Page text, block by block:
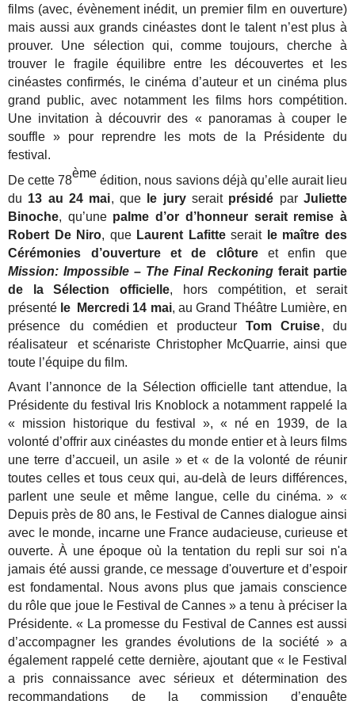
films (avec, évènement inédit, un premier film en ouverture)
mais aussi aux grands cinéastes dont le talent n’est plus à
prouver. Une sélection qui, comme toujours, cherche à
trouver le fragile équilibre entre les découvertes et les
cinéastes confirmés, le cinéma d’auteur et un cinéma plus
grand public, avec notamment les films hors compétition.
Une invitation à découvrir des « panoramas à couper le
souffle » pour reprendre les mots de la Présidente du
festival.
De cette 78ème édition, nous savions déjà qu’elle aurait lieu
du 13 au 24 mai, que le jury serait présidé par Juliette
Binoche, qu’une palme d’or d’honneur serait remise à
Robert De Niro, queLaurent Lafitteserait le maître des
Cérémonies d’ouverture et de clôtureet enfin que
Mission: Impossible – The Final Reckoning ferait partie
de la Sélection officielle, hors compétition, et serait
présenté le Mercredi 14 mai, au Grand Théâtre Lumière, en
présence du comédien et producteurTom Cruise, du
réalisateur et scénariste Christopher McQuarrie, ainsi que
toute l’équipe du film.
Avant l’annonce de la Sélection officielle tant attendue, la
Présidente du festival Iris Knoblock a notamment rappelé la
« mission historique du festival », « né en 1939, de la
volonté d’offrir aux cinéastes du monde entier et à leurs films
une terre d’accueil, un asile » et « de la volonté de réunir
toutes celles et tous ceux qui, au-delà de leurs différences,
parlent une seule et même langue, celle du cinéma. » «
Depuis près de 80 ans, le Festival de Cannes dialogue ainsi
avec le monde, incarne une France audacieuse, curieuse et
ouverte. À une époque où la tentation du repli sur soi n'a
jamais été aussi grande, ce message d'ouverture et d’espoir
est fondamental. Nous avons plus que jamais conscience
du rôle que joue le Festival de Cannes » a tenu à préciser la
Présidente. « La promesse du Festival de Cannes est aussi
d’accompagner les grandes évolutions de la société » a
également rappelé cette dernière, ajoutant que « le Festival
a pris connaissance avec sérieux et détermination des
recommandations de la commission d’enquête